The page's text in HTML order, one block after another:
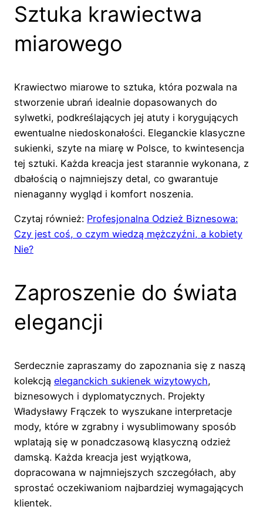
Sztuka krawiectwa
miarowego
Krawiectwo miarowe to sztuka, która pozwala na
stworzenie ubrań idealnie dopasowanych do
sylwetki, podkreślających jej atuty i korygujących
ewentualne niedoskonałości. Eleganckie klasyczne
sukienki, szyte na miarę w Polsce, to kwintesencja
tej sztuki. Każda kreacja jest starannie wykonana, z
dbałością o najmniejszy detal, co gwarantuje
nienaganny wygląd i komfort noszenia.
Czytaj również: Profesjonalna Odzież Biznesowa:
Czy jest coś, o czym wiedzą mężczyźni, a kobiety
Nie?
Zaproszenie do świata
elegancji
Serdecznie zapraszamy do zapoznania się z naszą
kolekcją eleganckich sukienek wizytowych,
biznesowych i dyplomatycznych. Projekty
Władysławy Frączek to wyszukane interpretacje
mody, które w zgrabny i wysublimowany sposób
wplatają się w ponadczasową klasyczną odzież
damską. Każda kreacja jest wyjątkowa,
dopracowana w najmniejszych szczegółach, aby
sprostać oczekiwaniom najbardziej wymagających
klientek.